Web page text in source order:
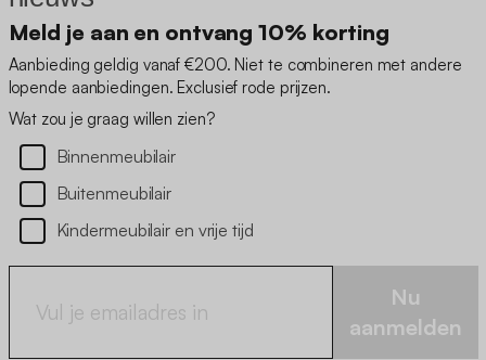
Meld je aan en ontvang 10% korting
Aanbieding geldig vanaf €200. Niet te combineren met andere
lopende aanbiedingen. Exclusief rode prijzen.
Wat zou je graag willen zien?
Binnenmeubilair
Buitenmeubilair
Kindermeubilair en vrije tijd
Nu
aanmelden